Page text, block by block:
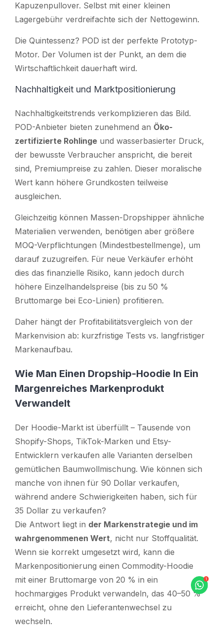
Kapuzenpullover. Selbst mit einer kleinen
Lagergebühr verdreifachte sich der Nettogewinn.
Die Quintessenz? POD ist der perfekte Prototyp-
Motor. Der Volumen ist der Punkt, an dem die
Wirtschaftlichkeit dauerhaft wird.
Nachhaltigkeit und Marktpositionierung
Nachhaltigkeitstrends verkomplizieren das Bild.
POD-Anbieter bieten zunehmend an Öko-
zertifizierte Rohlinge und wasserbasierter Druck,
der bewusste Verbraucher anspricht, die bereit
sind, Premiumpreise zu zahlen. Dieser moralische
Wert kann höhere Grundkosten teilweise
ausgleichen.
Gleichzeitig können Massen-Dropshipper ähnliche
Materialien verwenden, benötigen aber größere
MOQ-Verpflichtungen (Mindestbestellmenge), um
darauf zuzugreifen. Für neue Verkäufer erhöht
dies das finanzielle Risiko, kann jedoch durch
höhere Einzelhandelspreise (bis zu 50 %
Bruttomarge bei Eco-Linien) profitieren.
Daher hängt der Profitabilitätsvergleich von der
Markenvision ab: kurzfristige Tests vs. langfristiger
Markenaufbau.
Wie Man Einen Dropship-Hoodie In Ein
Margenreiches Markenprodukt
Verwandelt
Der Hoodie-Markt ist überfüllt – Tausende von
Shopify-Shops, TikTok-Marken und Etsy-
Entwicklern verkaufen alle Varianten derselben
gemütlichen Baumwollmischung. Wie können sich
manche von ihnen für 90 Dollar verkaufen,
während andere Schwierigkeiten haben, sich für
35 Dollar zu verkaufen?
Die Antwort liegt in der Markenstrategie und im
wahrgenommenen Wert, nicht nur Stoffqualität.
Wenn sie korrekt umgesetzt wird, kann die
Markenpositionierung einen Commodity-Hoodie
mit einer Bruttomarge von 20 % in ein
hochmargiges Produkt verwandeln, das 40–50 %
erreicht, ohne den Lieferantenwechsel zu
wechseln.